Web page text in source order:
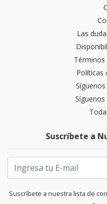
Las
Términos
Políticas
Suscríbete a
Suscríbete a nuestra lista de